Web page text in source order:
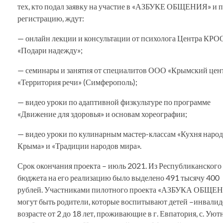
тех, кто подал заявку на участие в «АЗБУКЕ ОБЩЕНИЯ» и
регистрацию, ждут:
— онлайн лекции и консультации от психолога Центра
«Подари надежду»;
— семинары и занятия от специалитов ООО «Крымский
«Территория речи» (Симферополь);
— видео уроки по адаптивной физкультуре по программе
«Движение для здоровья» и основам хореографии;
— видео уроки по кулинарным мастер-классам «Кухня
Крыма» и «Традиции народов мира».
Срок окончания проекта – июль 2021. Из Республиканского
бюджета на его реализацию было выделено 491 тысячу 400
рублей. Участниками пилотного проекта «АЗБУКА
могут быть родители, которые воспитывают детей
возрасте от 2 до 18 лет, проживающие в г. Евпатория, с.